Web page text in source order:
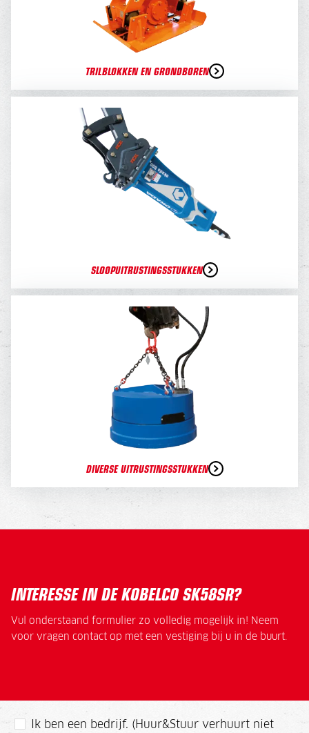
TRILBLOKKEN EN GRONDBOREN
SLOOPUITRUSTINGSSTUKKEN
DIVERSE UITRUSTINGSSTUKKEN
INTERESSE IN DE KOBELCO SK58SR?
Vul onderstaand formulier zo volledig mogelijk in! Neem
voor vragen contact op met een vestiging bij u in de buurt.
Ik ben een bedrijf. (Huur&Stuur verhuurt niet